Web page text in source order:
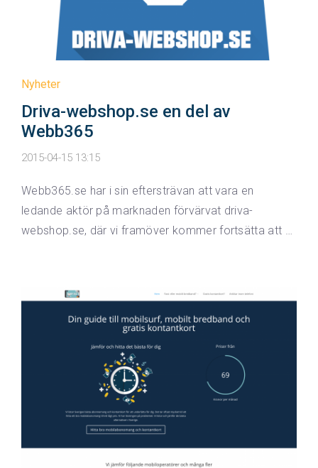
Nyheter
Driva-webshop.se en del av
Webb365
2015-04-15 13:15
Webb365.se har i sin eftersträvan att vara en
ledande aktör på marknaden förvärvat driva-
webshop.se, där vi framöver kommer fortsätta att …